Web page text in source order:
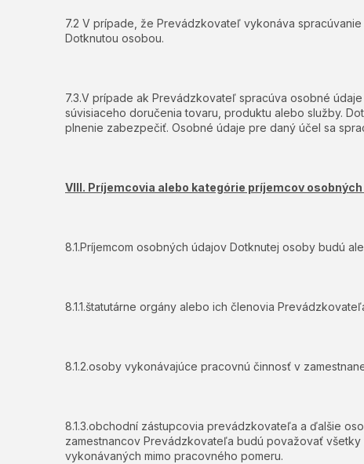
7.2 V prípade, že Prevádzkovateľ vykonáva
Dotknutou osobou.
7.3.V prípade ak Prevádzkovateľ spracúva osobné
súvisiaceho doručenia tovaru, produktu alebo služby.
plnenie zabezpečiť. Osobné údaje pre daný účel sa
VIII. Príjemcovia alebo kategórie príjemcov
8.1.Príjemcom osobných údajov Dotknutej osoby budú
8.1.1.štatutárne orgány alebo ich členovia
8.1.2.osoby vykonávajúce pracovnú činnosť v
8.1.3.obchodní zástupcovia prevádzkovateľa a ďalšie
zamestnancov Prevádzkovateľa budú považovať
vykonávaných mimo pracovného pomeru.